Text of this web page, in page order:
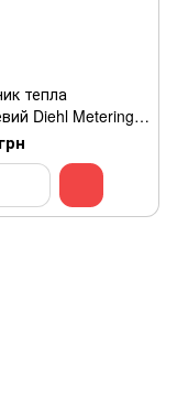
тепла
Diehl Metering
775 DN65 qp-25